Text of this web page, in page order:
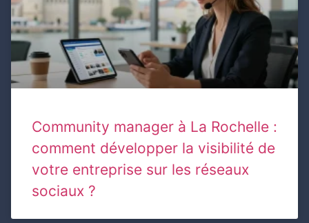
Community manager à La Rochelle :
comment développer la visibilité de
votre entreprise sur les réseaux
sociaux ?